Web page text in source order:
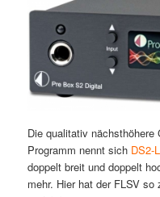
Die qualitativ nächsthöhere
Programm nennt sich DS2-
doppelt breit und doppelt
mehr. Hier hat der FLSV